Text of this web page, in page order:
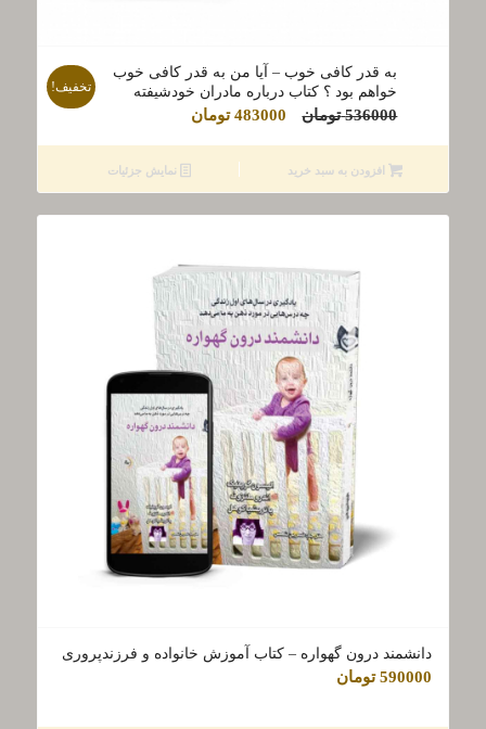
به قدر کافی خوب – آیا من به قدر کافی خوب
خواهم بود ؟ کتاب درباره مادران خودشیفته
536000 تومان
قیمت
536000 تومان
بود.
483000 تومانقیمت
483000 تومان
است.
تخفیف!
افزودن به سبد خرید نمایش جزئیات
دانشمند درون گهواره – کتاب آموزش خانواده و فرزندپروری
590000 تومان